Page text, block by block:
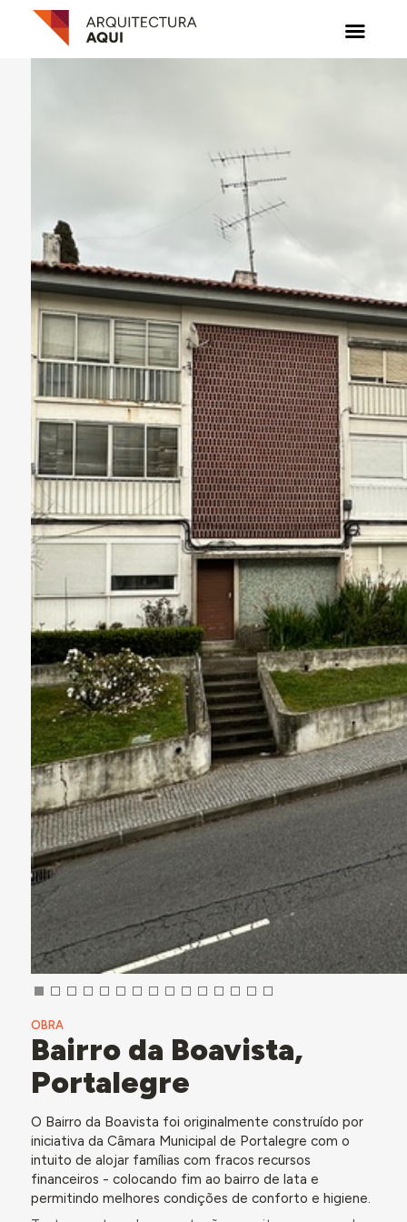
OBRA
Bairro da Boavista,
Portalegre
O Bairro da Boavista foi originalmente construído por
iniciativa da Câmara Municipal de Portalegre com o
intuito de alojar famílias com fracos recursos
financeiros - colocando fim ao bairro de lata e
permitindo melhores condições de conforto e higiene.